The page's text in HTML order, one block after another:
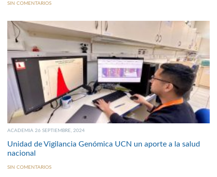
SIN COMENTARIOS
ACADEMIA 26 SEPTIEMBRE, 2024
Unidad de Vigilancia Genómica UCN un aporte a la salud
nacional
SIN COMENTARIOS